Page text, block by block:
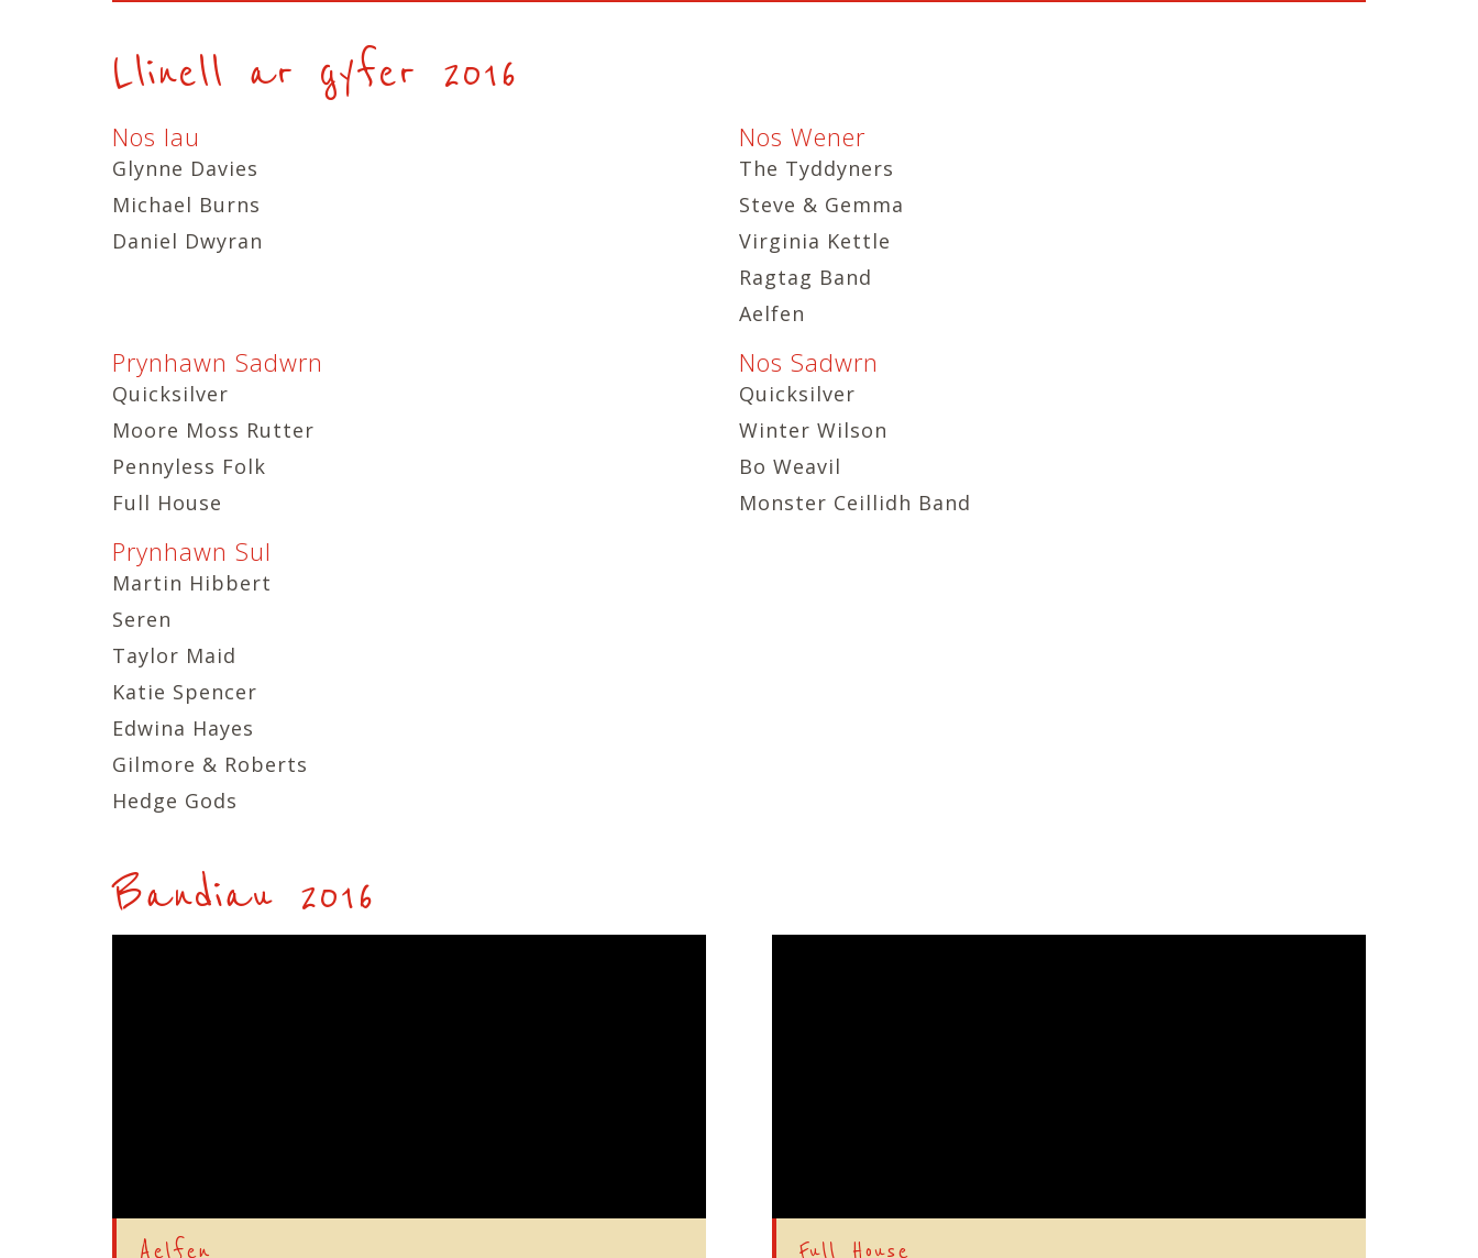
Llinell ar gyfer 2016
Nos Iau
Glynne Davies
Michael Burns
Daniel Dwyran
Nos Wener
The Tyddyners
Steve & Gemma
Virginia Kettle
Ragtag Band
Aelfen
Prynhawn Sadwrn
Quicksilver
Moore Moss Rutter
Pennyless Folk
Full House
Nos Sadwrn
Quicksilver
Winter Wilson
Bo Weavil
Monster Ceillidh Band
Prynhawn Sul
Martin Hibbert
Seren
Taylor Maid
Katie Spencer
Edwina Hayes
Gilmore & Roberts
Hedge Gods
Bandiau 2016
Aelfen Full House